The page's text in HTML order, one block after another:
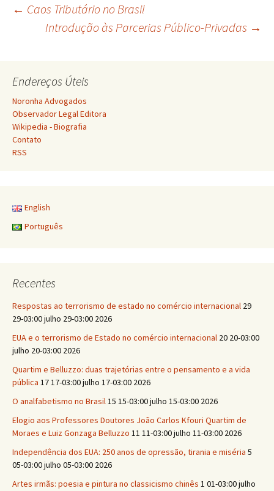
Navegação
posts
← Caos Tributário no Brasil
Introdução às Parcerias Público-Privadas →
Endereços Úteis
Noronha Advogados
Observador Legal Editora
Wikipedia - Biografia
Contato
RSS
English
Português
Recentes
Respostas ao terrorismo de estado no comércio internacional 29
29-03:00 julho 29-03:00 2026
EUA e o terrorismo de Estado no comércio internacional 20 20-03:00
julho 20-03:00 2026
Quartim e Belluzzo: duas trajetórias entre o pensamento e a vida
pública 17 17-03:00 julho 17-03:00 2026
O analfabetismo no Brasil15 15-03:00 julho 15-03:00 2026
Elogio aos Professores Doutores João Carlos Kfouri Quartim de
Moraes e Luiz Gonzaga Belluzzo 11 11-03:00 julho 11-03:00 2026
Independência dos EUA: 250 anos de opressão, tirania e miséria 5
05-03:00 julho 05-03:00 2026
Artes irmãs: poesia e pintura no classicismo chinês 1 01-03:00 julho